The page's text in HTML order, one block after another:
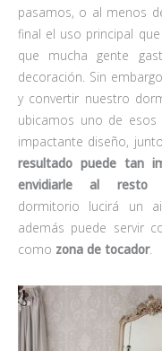
pasamos, o al menos
final el uso principal
que mucha gente
decoración. Sin
y convertir nuestro
ubicamos uno de
impactante diseño,
resultado puede tan
envidiarle al
dormitorio lucirá un
además puede servir
como zona de tocador.